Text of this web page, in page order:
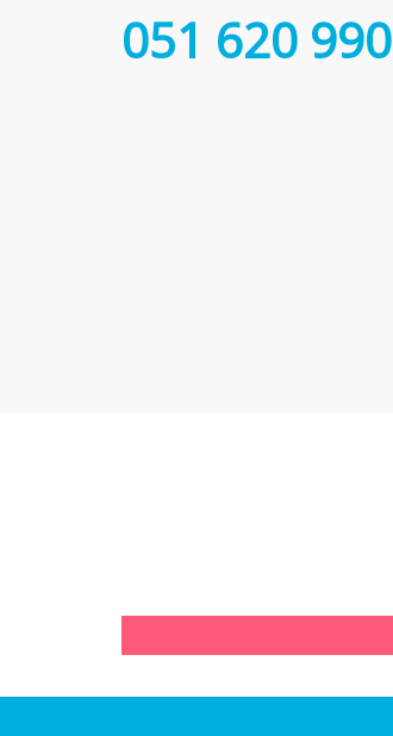
051 620 990